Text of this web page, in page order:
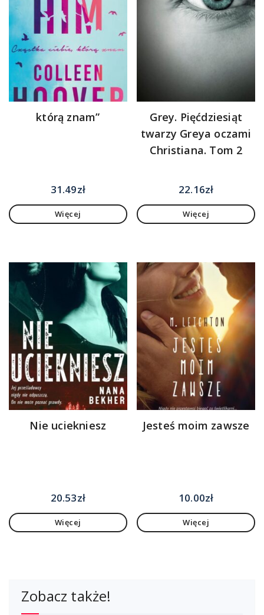
którą znam”
31.49zł
Więcej
Grey. Pięćdziesiąt
twarzy Greya oczami
Christiana. Tom 2
22.16zł
Więcej
Nie uciekniesz
20.53zł
Więcej
Jesteś moim zawsze
10.00zł
Więcej
Zobacz także!